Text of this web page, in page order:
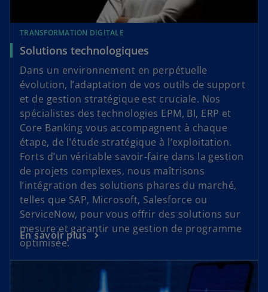
TRANSFORMATION DIGITALE
Solutions technologiques
Dans un environnement en perpétuelle
évolution, l’adaptation de vos outils de support
et de gestion stratégique est cruciale. Nos
spécialistes des technologies EPM, BI, ERP et
Core Banking vous accompagnent à chaque
étape, de l’étude stratégique à l’exploitation.
Forts d’un véritable savoir-faire dans la gestion
de projets complexes, nous maîtrisons
l’intégration des solutions phares du marché,
telles que SAP, Microsoft, Salesforce ou
ServiceNow, pour vous offrir des solutions sur
mesure et garantir une gestion de programme
optimisée.
En savoir plus